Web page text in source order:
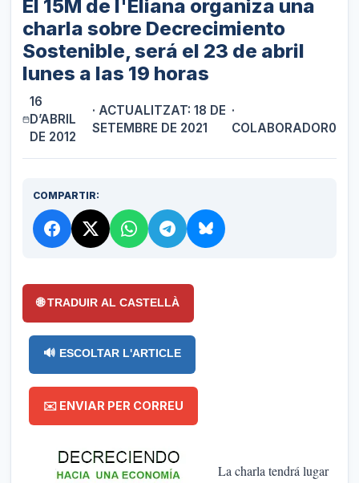
El 15M de l'Eliana organiza una
charla sobre Decrecimiento
Sostenible, será el 23 de abril
lunes a las 19 horas
16
D’ABRIL
DE 2012
· ACTUALITZAT: 18 DE
SETEMBRE DE 2021
·
COLABORADOR0
COMPARTIR:
🌐 TRADUIR AL CASTELLÀ
🔊 ESCOLTAR L'ARTICLE
✉️ ENVIAR PER CORREU
La charla tendrá lugar